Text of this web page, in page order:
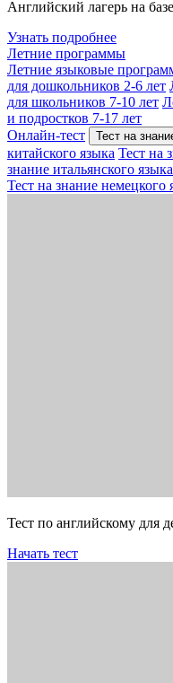
Английский лагерь на
Узнать подробнее
Летние программы
Летние языковые
для дошкольников 2-6 лет
для школьников 7-10 лет
и подростков 7-17 лет
Онлайн-тест
Тест на
китайского языка Тест на
знание итальянского языка
Тест на знание немецкого
Тест по английскому для
Начать тест